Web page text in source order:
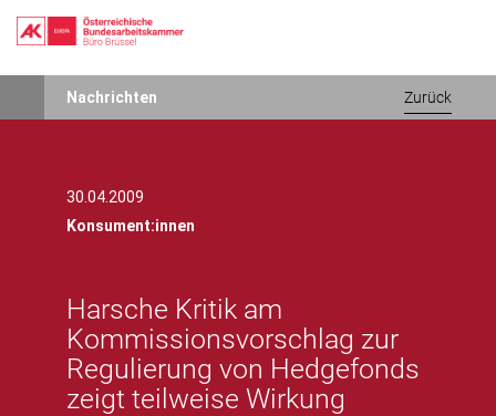
Nachrichten Zurück
30.04.2009
Konsument:innen
Harsche Kritik am
Kommissionsvorschlag zur
Regulierung von Hedgefonds
zeigt teilweise Wirkung